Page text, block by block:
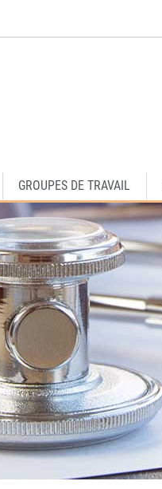
GROUPES DE TRAVAIL